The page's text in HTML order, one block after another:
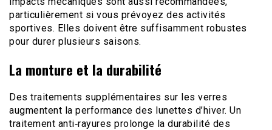
particulièrement si vous prévoyez des activités
sportives. Elles doivent être suffisamment robustes
pour durer plusieurs saisons.
La monture et la durabilité
Des traitements supplémentaires sur les verres
augmentent la performance des lunettes d’hiver. Un
traitement anti‑rayures prolonge la durabilité des